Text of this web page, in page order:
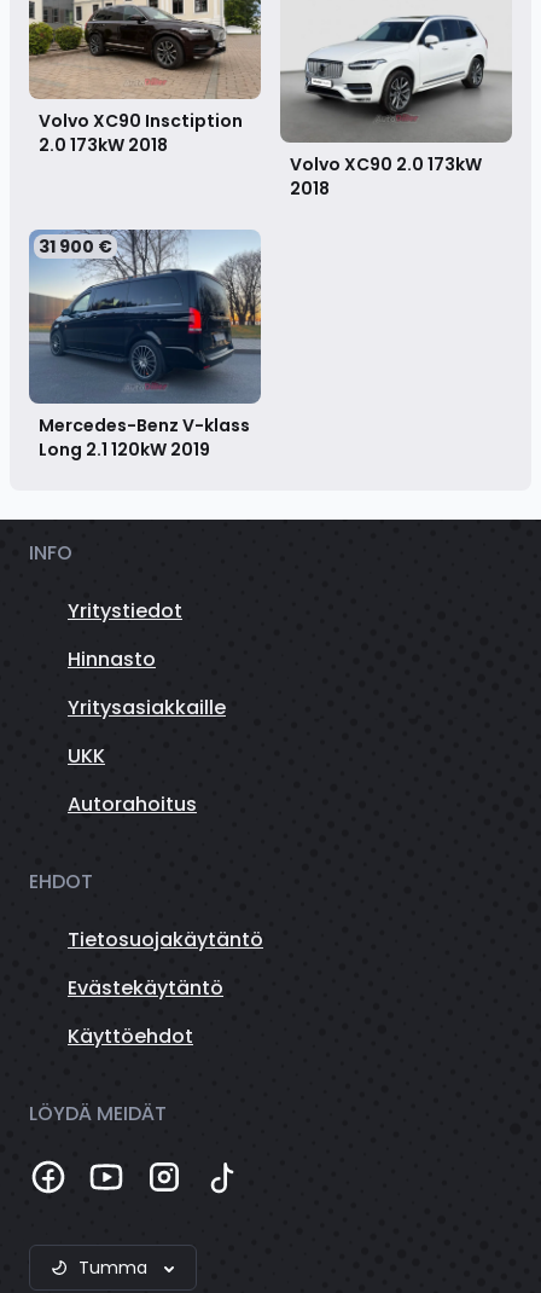
Volvo XC90 Insctiption
2.0 173kW 2018
Volvo XC90 2.0 173kW
2018
31 900 €
Mercedes-Benz V-klass
Long 2.1 120kW 2019
INFO
Yritystiedot
Hinnasto
Yritysasiakkaille
UKK
Autorahoitus
EHDOT
Tietosuojakäytäntö
Evästekäytäntö
Käyttöehdot
LÖYDÄ MEIDÄT
Tumma